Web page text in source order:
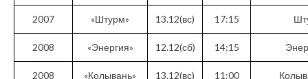
2007 «Штурм» 13.12(вс) 17:15
2008 «Энергия» 12.12(сб) 14:15
2008 «Колывань» 13.12(вс) 11:00